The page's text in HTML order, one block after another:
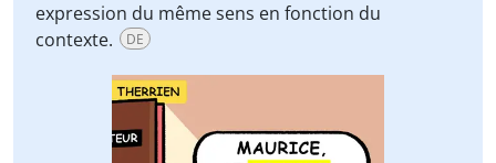
expression du même sens en fonction du
contexte.
DE